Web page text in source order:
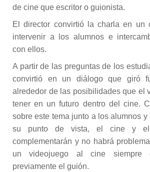
de cine que escritor o guionista.
El director convirtió la charla en un
intervenir a los alumnos e
con ellos.
A partir de las preguntas de los
convirtió en un diálogo que giró
alrededor de las posibilidades que el
tener en un futuro dentro del cine.
sobre este tema junto a los alumnos
su punto de vista, el cine y el
complementarán y no habrá
un videojuego al cine siempre
previamente el guión.